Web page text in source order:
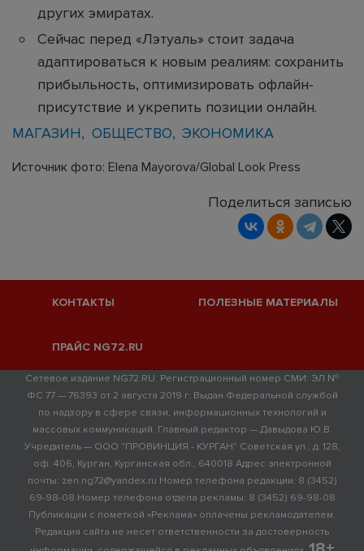
других эмиратах.
Сейчас перед «Лэтуаль» стоит задача
адаптироваться к новым реалиям: сохранить
прибыльность, оптимизировать офлайн-
присутствие и укрепить позиции онлайн.
МАГАЗИН
ОБЩЕСТВО ЭКОНОМИКА
Источник фото: Elena Mayorova/Global Look Press
Поделиться записью
КОНТАКТЫ ПОЛЕЗНЫЕ МАТЕРИАЛЫ
ПРАЙС NG72.RU
Сетевое издание NG72.RU. Регистрационный номер СМИ: ЭЛ №
ФС 77 — 76393 от 2 августа 2019 г. Выдан Федеральной службой
по надзору в сфере связи, информационных технологий и
массовых коммуникаций. Главный редактор — Давыдова Ю.В.
Учредитель — ООО "ПРОВИНЦИЯ - КУРГАН" Советская ул., д. 128,
оф. 406, Курган, Курганская обл., 640018 Адрес электронной
почты: zen.ng72@yandex.ru Номер телефона редакции: 8 (3452)
69-98-08 Номер телефона отдела рекламы: 8 (3452) 69-98-08
Публикации с пометкой «Реклама» оплачены рекламодателем.
Редакция сайта не несет ответственности за достоверность